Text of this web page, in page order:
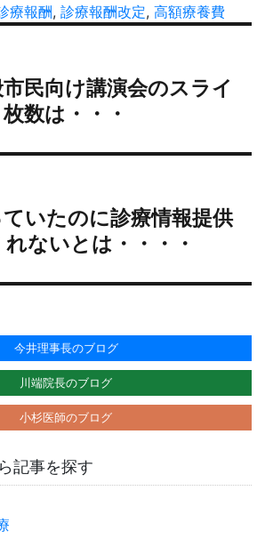
グ
療報酬, 診療報酬改定, 高額療養費
民向け講演会のスライ
数は・・・
ていたのに診療情報提供
ないとは・・・・
今井理事長のブログ
川端院長のブログ
小杉医師のブログ
記事を探す